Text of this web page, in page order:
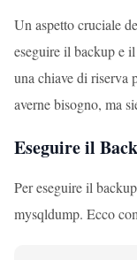
Un aspetto cruciale
eseguire il backup e
una chiave di riserva
averne bisogno, ma
Eseguire il
Per eseguire il
mysqldump. Ecco